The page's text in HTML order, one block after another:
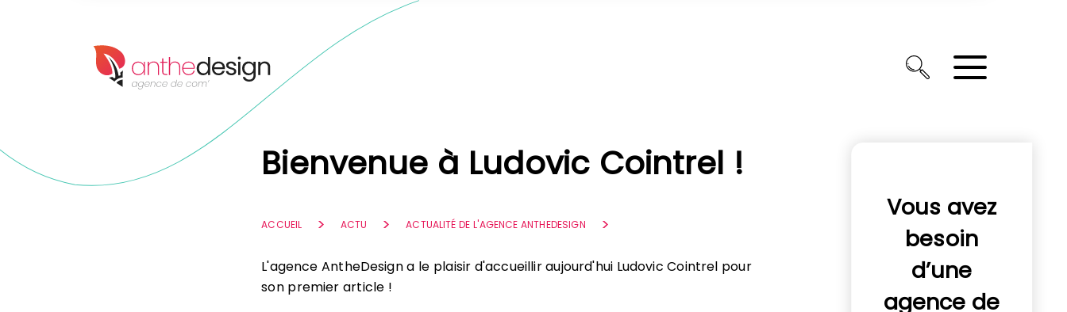
Bienvenue à Ludovic Cointrel !
ACCUEIL ACTU ACTUALITÉ DE L'AGENCE ANTHEDESIGN
L'agence AntheDesign a le plaisir d'accueillir aujourd'hui Ludovic Cointrel pour
son premier article !
Vous avez
besoin
d’une
agence de